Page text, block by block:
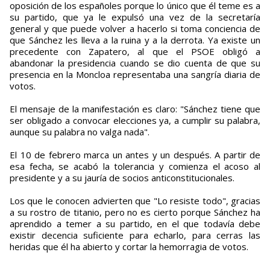
oposición de los españoles porque lo único que él teme es a
su partido, que ya le expulsó una vez de la secretaría
general y que puede volver a hacerlo si toma conciencia de
que Sánchez les lleva a la ruina y a la derrota. Ya existe un
precedente con Zapatero, al que el PSOE obligó a
abandonar la presidencia cuando se dio cuenta de que su
presencia en la Moncloa representaba una sangría diaria de
votos.
El mensaje de la manifestación es claro: "Sánchez tiene que
ser obligado a convocar elecciones ya, a cumplir su palabra,
aunque su palabra no valga nada".
El 10 de febrero marca un antes y un después. A partir de
esa fecha, se acabó la tolerancia y comienza el acoso al
presidente y a su jauría de socios anticonstitucionales.
Los que le conocen advierten que "Lo resiste todo", gracias
a su rostro de titanio, pero no es cierto porque Sánchez ha
aprendido a temer a su partido, en el que todavía debe
existir decencia suficiente para echarlo, para cerras las
heridas que él ha abierto y cortar la hemorragia de votos.